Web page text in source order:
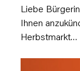
Liebe
Ihnen
Herbstmarkt…